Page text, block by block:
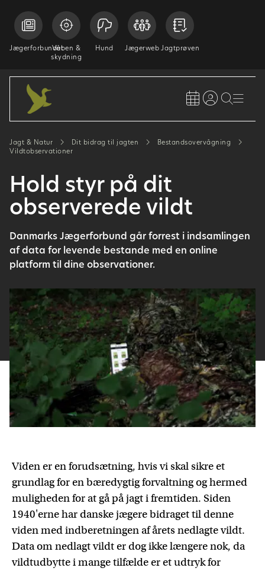
JægerforbundetVåben &
skydning
Hund Jægerweb Jagtprøven
Jagt & Natur Dit bidrag til jagten
Bestandsovervågning
Vildtobservationer
Hold styr på dit
observerede vildt
Danmarks Jægerforbund går forrest i indsamlingen
af data for levende bestande med en online
platform til dine observationer.
Viden er en forudsætning, hvis vi skal sikre et
grundlag for en bæredygtig forvaltning og hermed
muligheden for at gå på jagt i fremtiden. Siden
1940'erne har danske jægere bidraget til denne
viden med indberetningen af årets nedlagte vildt.
Data om nedlagt vildt er dog ikke længere nok, da
vildtudbytte i mange tilfælde er et udtryk for